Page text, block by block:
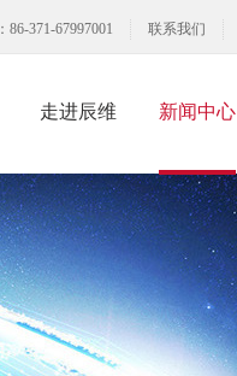
371-67997001 联系我们
走进辰维 新闻中心